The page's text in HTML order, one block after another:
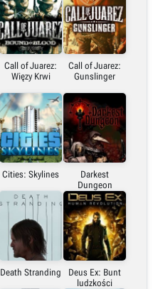
Call of Juarez:
Więzy Krwi
Call of Juarez:
Gunslinger
Cities: Skylines
Darkest
Dungeon
Death Stranding
Deus Ex: Bunt
ludzkości